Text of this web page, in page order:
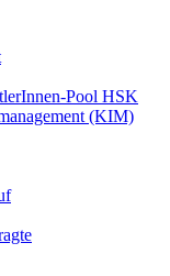
Pool HSK
(KIM)